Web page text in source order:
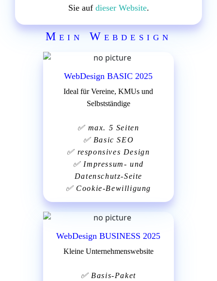
Sie auf dieser Website.
Mein Webdesign
WebDesign BASIC 2025
Ideal für Vereine, KMUs und
Selbstständige
✅ max. 5 Seiten
✅ Basic SEO
✅ responsives Design
✅ Impressum- und
Datenschutz-Seite
✅ Cookie-Bewilligung
WebDesign BUSINESS 2025
Kleine Unternehmenswebsite
✅ Basis-Paket